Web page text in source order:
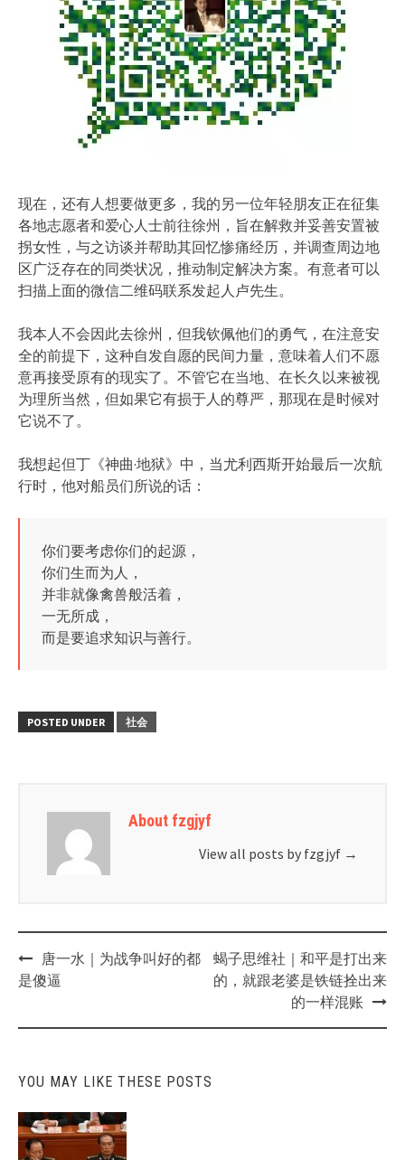
现在，还有人想要做更多，我的另一位年轻朋友正在征集
各地志愿者和爱心人士前往徐州，旨在解救并妥善安置被
拐女性，与之访谈并帮助其回忆惨痛经历，并调查周边地
区广泛存在的同类状况，推动制定解决方案。有意者可以
扫描上面的微信二维码联系发起人卢先生。
我本人不会因此去徐州，但我钦佩他们的勇气，在注意安
全的前提下，这种自发自愿的民间力量，意味着人们不愿
意再接受原有的现实了。不管它在当地、在长久以来被视
为理所当然，但如果它有损于人的尊严，那现在是时候对
它说不了。
我想起但丁《神曲·地狱》中，当尤利西斯开始最后一次航
行时，他对船员们所说的话：
你们要考虑你们的起源，
你们生而为人，
并非就像禽兽般活着，
一无所成，
而是要追求知识与善行。
POSTED UNDER 社会
About fzgjyf
View all posts by fzgjyf →
Post
navigation
唐一水｜为战争叫好的都
是傻逼
蝎子思维社｜和平是打出来
的，就跟老婆是铁链拴出来
的一样混账
YOU MAY LIKE THESE POSTS